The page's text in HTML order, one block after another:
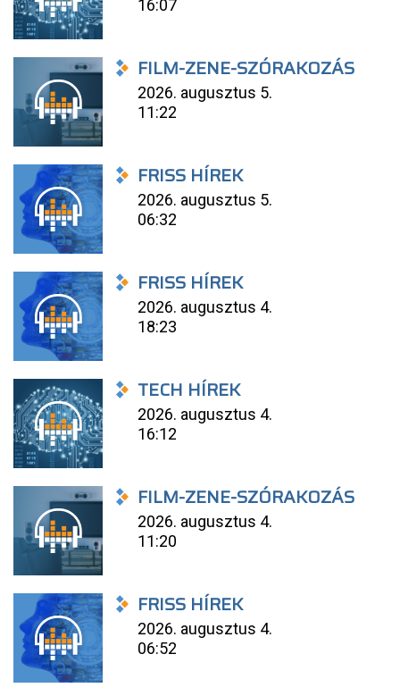
16:07
FILM-ZENE-SZÓRAKOZÁS
2026. augusztus 5.
11:22
FRISS HÍREK
2026. augusztus 5.
06:32
FRISS HÍREK
2026. augusztus 4.
18:23
TECH HÍREK
2026. augusztus 4.
16:12
FILM-ZENE-SZÓRAKOZÁS
2026. augusztus 4.
11:20
FRISS HÍREK
2026. augusztus 4.
06:52